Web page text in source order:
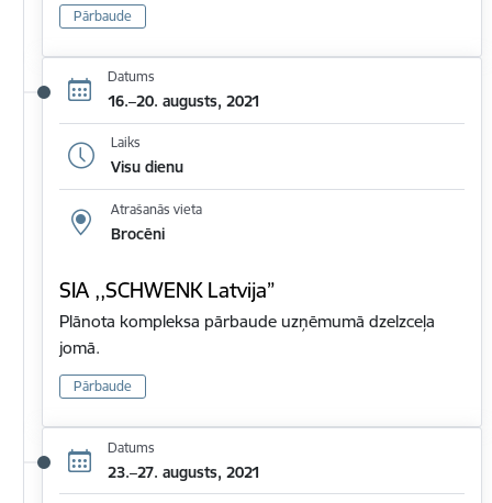
Pārbaude
Datums
16.–20. augusts, 2021
Laiks
Visu dienu
Atrašanās vieta
Brocēni
SIA ,,SCHWENK Latvija”
Plānota kompleksa pārbaude uzņēmumā dzelzceļa
jomā.
Pārbaude
Datums
23.–27. augusts, 2021